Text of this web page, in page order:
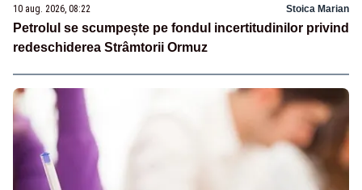
10 aug. 2026, 08:22 Stoica Marian
Petrolul se scumpește pe fondul incertitudinilor privind
redeschiderea Strâmtorii Ormuz